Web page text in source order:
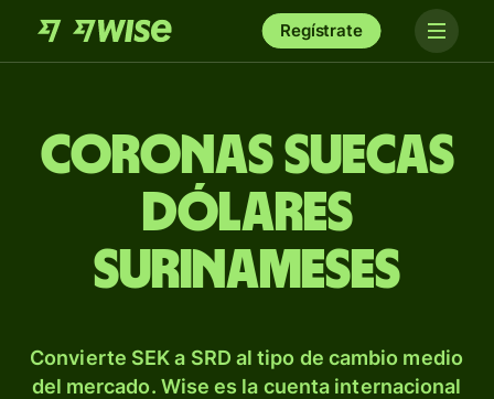
Regístrate
Coronas suecas
dólares
surinameses
Convierte SEK a SRD al tipo de cambio medio
del mercado. Wise es la cuenta internacional